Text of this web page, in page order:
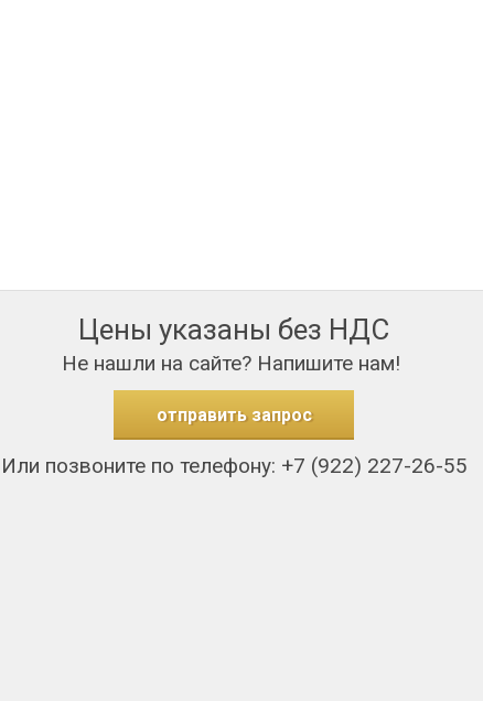
Цены указаны без НДС
Не нашли на сайте? Напишите нам!
отправить запрос
Или позвоните по телефону: +7 (922) 227-26-55